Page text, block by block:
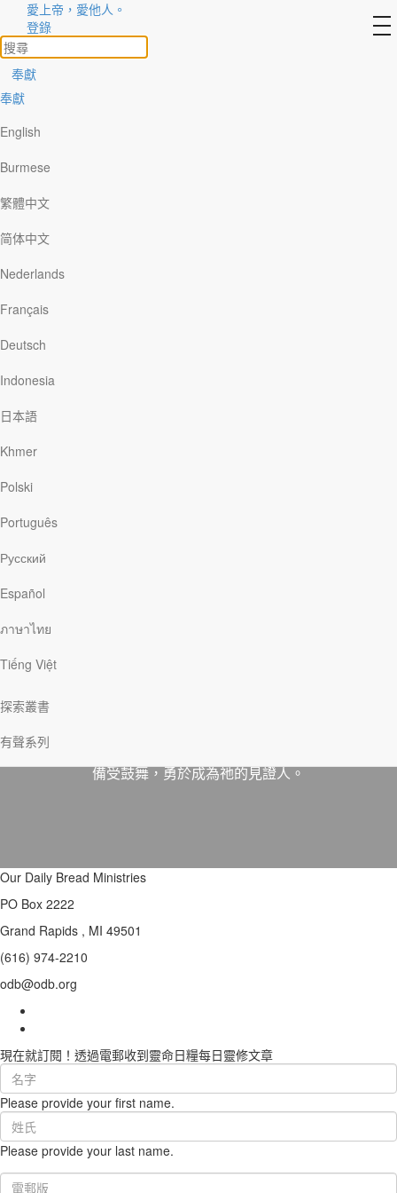
愛上帝，愛他人。
登錄
奉獻
奉獻
English
Burmese
繁體中文
简体中文
Nederlands
Français
Deutsch
Indonesia
日本語
Khmer
Polski
Português
Русский
Español
ภาษาไทย
Tiếng Việt
探索叢書
有聲系列
這本小冊子節錄自《靈命日糧》作者柯貝爾的同名作
品。作者透過抹大拉馬利亞的視角，帶領我們重溫耶穌
我們從這位常被人誤解的婦人身上，看見救主的大愛而
備受鼓舞，勇於成為祂的見證人。
Our Daily Bread Ministries
PO Box 2222
Grand Rapids , MI 49501
(616) 974-2210
odb@odb.org
現在就訂閱！透過電郵收到靈命日糧每日靈修文章
First
Name
(required)
Please provide your first name.
Last
Name
(required)
Please provide your last name.
Email